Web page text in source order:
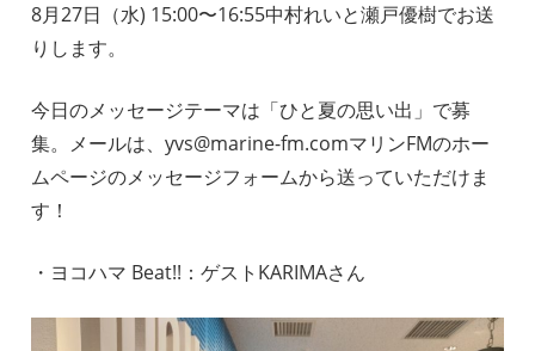
局
8月27日（水) 15:00〜16:55中村れいと瀬戸優樹でお送
りします。
今日のメッセージテーマは「ひと夏の思い出」で募
集。メールは、yvs@marine-fm.comマリンFMのホー
ムページのメッセージフォームから送っていただけま
す！
・ヨコハマ Beat!!：ゲストKARIMAさん